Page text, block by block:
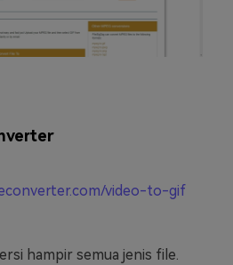
video-to-gif
hampir semua jenis file.